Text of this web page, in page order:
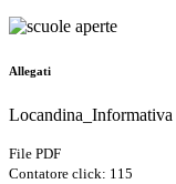
Allegati
File PDF
Contatore click: 115